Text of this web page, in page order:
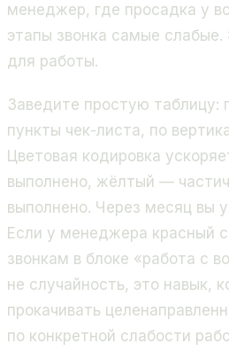
менеджер, где просадка у
этапы звонка самые
для работы.
Заведите простую таблицу:
пункты чек-листа, по
Цветовая кодировка
выполнено, жёлтый —
выполнено. Через месяц вы
Если у менеджера красный
звонкам в блоке «работа с
не случайность, это навык,
прокачивать
по конкретной слабости